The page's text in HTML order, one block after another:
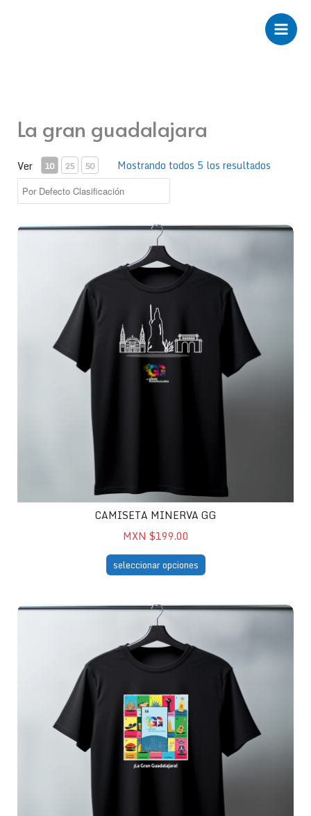
La gran guadalajara
Ver 10 25 50 Mostrando todos 5 los resultados
Camiseta Minerva GG
CAMISETA MINERVA GG
MXN $199.00
seleccionar opciones
Camiseta Loteria GG